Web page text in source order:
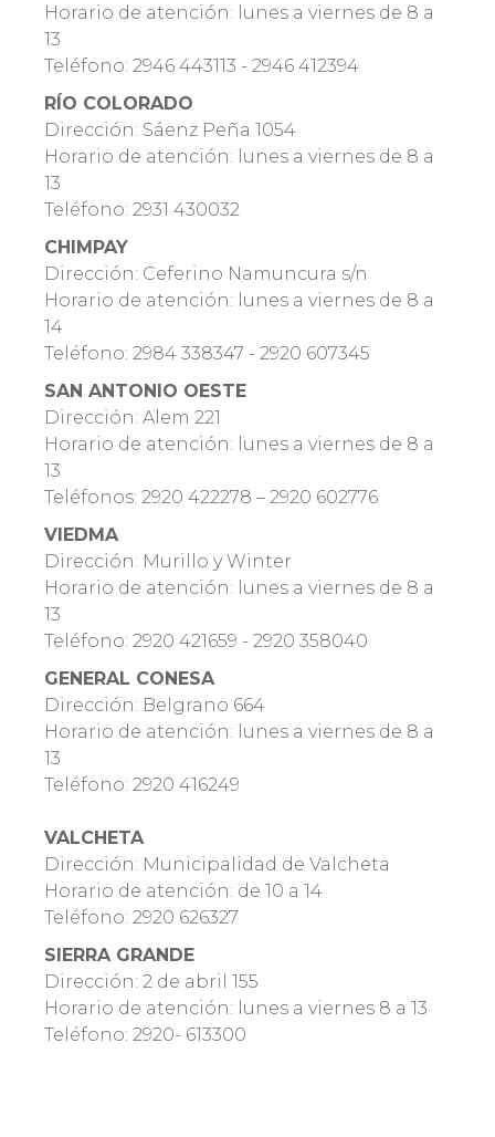
Horario de atención: lunes a viernes de 8 a
13
Teléfono: 2946 443113 - 2946 412394
RÍO COLORADO
Dirección: Sáenz Peña 1054
Horario de atención: lunes a viernes de 8 a
13
Teléfono: 2931 430032
CHIMPAY
Dirección: Ceferino Namuncura s/n
Horario de atención: lunes a viernes de 8 a
14
Teléfono: 2984 338347 - 2920 607345
SAN ANTONIO OESTE
Dirección: Alem 221
Horario de atención: lunes a viernes de 8 a
13
Teléfonos: 2920 422278 – 2920 602776
VIEDMA
Dirección: Murillo y Winter
Horario de atención: lunes a viernes de 8 a
13
Teléfono: 2920 421659 - 2920 358040
GENERAL CONESA
Dirección: Belgrano 664
Horario de atención: lunes a viernes de 8 a
13
Teléfono: 2920 416249
VALCHETA
Dirección: Municipalidad de Valcheta
Horario de atención: de 10 a 14
Teléfono: 2920 626327
SIERRA GRANDE
Dirección: 2 de abril 155
Horario de atención: lunes a viernes 8 a 13
Teléfono: 2920- 613300